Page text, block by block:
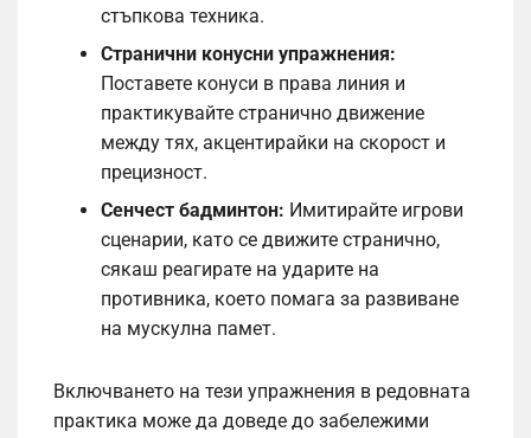
стъпкова техника.
Странични конусни упражнения:
Поставете конуси в права линия и
практикувайте странично движение
между тях, акцентирайки на скорост и
прецизност.
Сенчест бадминтон: Имитирайте игрови
сценарии, като се движите странично,
сякаш реагирате на ударите на
противника, което помага за развиване
на мускулна памет.
Включването на тези упражнения в редовната
практика може да доведе до забележими